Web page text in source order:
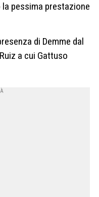
pessima prestazione
di Demme dal
a cui Gattuso